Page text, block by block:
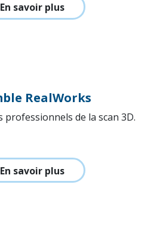
En savoir plus